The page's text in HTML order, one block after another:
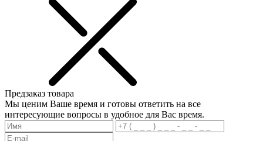
Предзаказ товара
Мы ценим Ваше время и готовы ответить на все
интересующие вопросы в удобное для Вас время.